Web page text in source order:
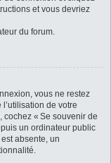
et vous devriez
du forum.
vous ne restez
de votre
cochez « Se souvenir de
un ordinateur public
absente, un